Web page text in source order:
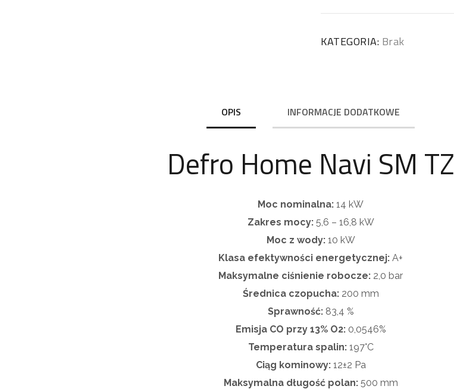
KATEGORIA: Brak
OPIS INFORMACJE DODATKOWE
Defro Home Navi SM TZ
Moc nominalna: 14 kW
Zakres mocy: 5,6 – 16,8 kW
Moc z wody: 10 kW
Klasa efektywności energetycznej: A+
Maksymalne ciśnienie robocze: 2,0 bar
Średnica czopucha: 200 mm
Sprawność: 83,4 %
Emisja CO przy 13% O2: 0,0546%
Temperatura spalin: 197°C
Ciąg kominowy: 12±2 Pa
Maksymalna długość polan: 500 mm